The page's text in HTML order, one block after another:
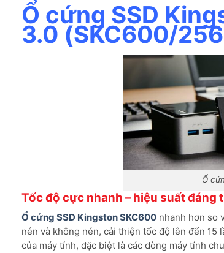
Ổ cứng SSD
3.0 (SKC600/
Ổ
Tốc độ cực nhanh – hiệu suất đáng
Ổ cứng SSD Kingston SKC600 nhanh hơn so
nén và không nén, cải thiện tốc độ lên đến 15
của máy tính, đặc biệt là các dòng máy tính